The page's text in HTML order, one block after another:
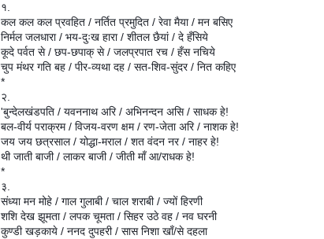
१.
कल कल कल प्रवहित / नर्तित प्रमुदित / रेवा मैया / मन बसिए
निर्मल जलधारा / भय-दुःख हारा / शीतल छैयां / दे हँसिये
कूदे पर्वत से / छप-छपाक् से / जलप्रपात रच / हँस नचिये
चुप मंथर गति बह / पीर-व्यथा दह / सत-शिव-सुंदर / नित कहिए
*
२.
'बुन्देलखंडपति / यवननाथ अरि / अभिनन्दन असि / साधक हे!
बल-वीर्य पराक्रम / विजय-वरण क्षम / रण-जेता अरि / नाशक हे!
जय जय छत्रसाल / योद्धा-मराल / शत वंदन नर / नाहर हे!
थी जाती बाजी / लाकर बाजी / जीती माँ आ/राधक हे!
*
३.
संध्या मन मोहे / गाल गुलाबी / चाल शराबी / ज्यों हिरणी
शशि देख झूमता / लपक चूमता / सिहर उठे वह / नव घरनी
कुण्डी खड़काये / ननद दुपहरी / सास निशा खाँ/से दहला